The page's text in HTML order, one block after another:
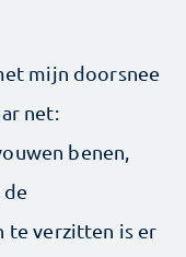
mijn doorsnee
net:
benen,
de
te verzitten is er